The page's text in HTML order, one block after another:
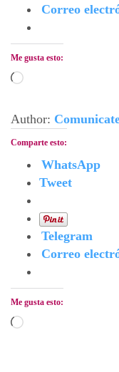
Correo
Me gusta esto:
Cargando...
Author:
Comparte esto:
WhatsApp
Tweet
Telegram
Correo
Me gusta esto:
Cargando...